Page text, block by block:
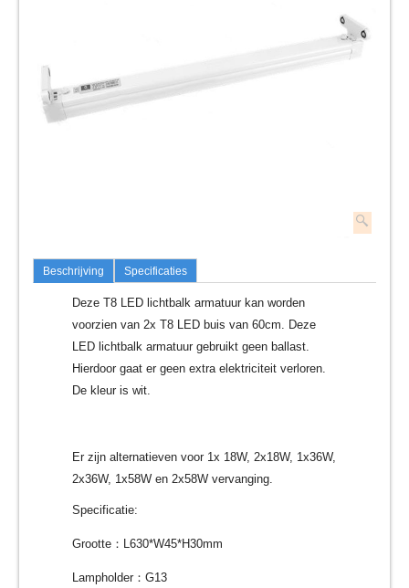
Beschrijving Specificaties
Deze T8 LED lichtbalk armatuur kan worden
voorzien van 2x T8 LED buis van 60cm. Deze
LED lichtbalk armatuur gebruikt geen ballast.
Hierdoor gaat er geen extra elektriciteit verloren.
De kleur is wit.
Er zijn alternatieven voor 1x 18W, 2x18W, 1x36W,
2x36W, 1x58W en 2x58W vervanging.
Specificatie:
Grootte：L630*W45*H30mm
Lampholder：G13